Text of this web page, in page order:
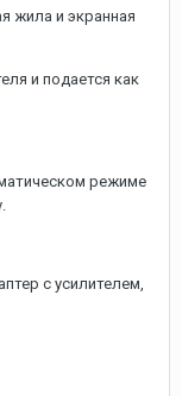
жила и экранная
и подается как
режиме
с усилителем,